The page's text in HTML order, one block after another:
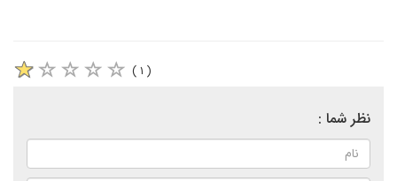
( ۱ )
نظر شما :